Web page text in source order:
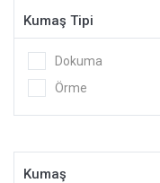
Kumaş Tipi
Dokuma
Örme
Kumaş